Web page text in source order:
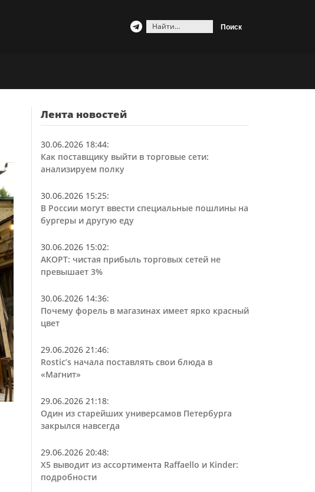
Найти:
Лента новостей
30.06.2026 18:44:
Как поставщику выйти в торговые сети:
анализируем полку
30.06.2026 15:25:
В России могут ввести специальные пошлины на
бургеры и другую еду
30.06.2026 15:02:
АКОРТ: чистая прибыль торговых сетей не
превышает 3%
30.06.2026 14:36:
Почему форель в магазинах имеет ярко красный
цвет
29.06.2026 21:46:
Rostic’s начала поставлять свои блюда в
«Магнит»
29.06.2026 21:18:
Один из старейших универсамов Петербурга
закрылся навсегда
29.06.2026 20:48:
Х5 выводит из ассортимента Raffaello и Kinder:
подробности